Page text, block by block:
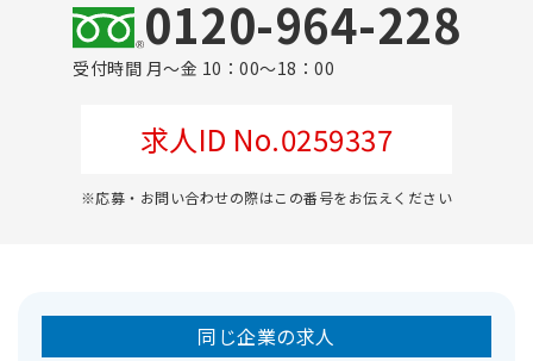
0120-964-228
受付時間 月～金 10：00～18：00
求人ID No.0259337
※応募・お問い合わせの際はこの番号をお伝えください
同じ企業の求人